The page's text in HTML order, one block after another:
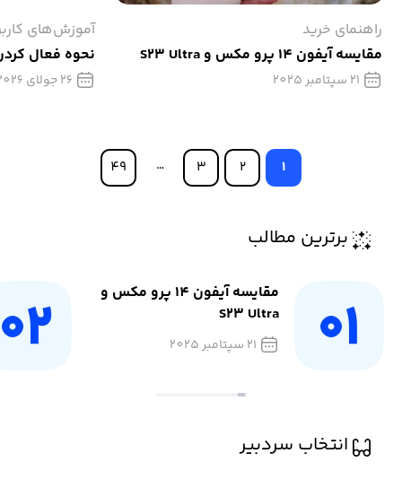
راهنمای خرید
مقایسه آیفون 14 پرو مکس و S23 Ultra
21 سپتامبر 2025
آموزش‌های
نحوه فعال
26 جولای 2026
1
2
3
…
49
برترین مطالب
مقایسه آیفون 14 پرو مکس و
S23 Ultra
21 سپتامبر 2025
انتخاب سردبیر